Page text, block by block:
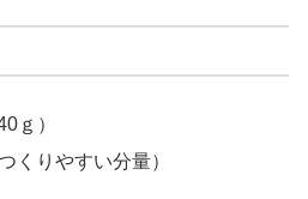
ｇ）
くりやすい分量）